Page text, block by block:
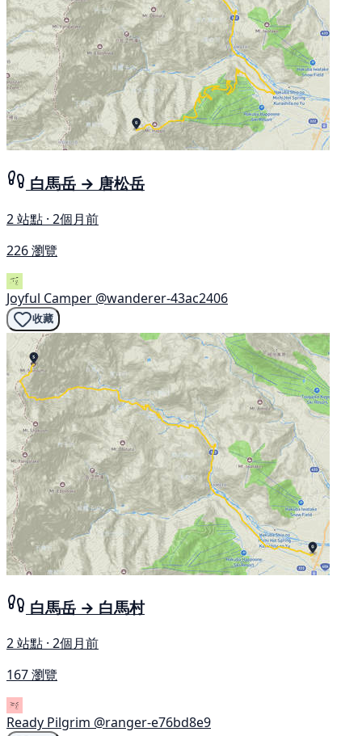
白馬岳 → 唐松岳
2 站點 · 2個月前
226 瀏覽
Joyful Camper @wanderer-43ac2406
收藏
白馬岳 → 白馬村
2 站點 · 2個月前
167 瀏覽
Ready Pilgrim @ranger-e76bd8e9